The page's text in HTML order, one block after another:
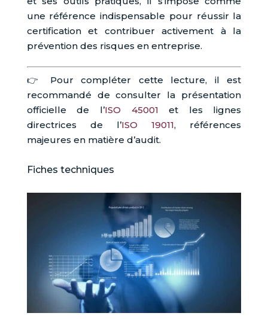
une référence indispensable pour réussir la
certification et contribuer activement à la
prévention des risques en entreprise.
👉 Pour compléter cette lecture, il est
recommandé de consulter la présentation
officielle de l’ISO 45001 et les lignes
directrices de l’ISO 19011, références
majeures en matière d’audit.
Fiches techniques